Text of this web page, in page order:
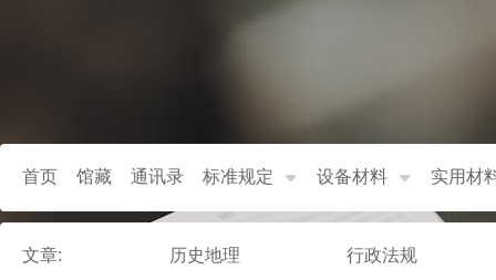
首页 馆藏 通讯录 标准规定 设备材料 实用材
文章: 历史地理 行政法规